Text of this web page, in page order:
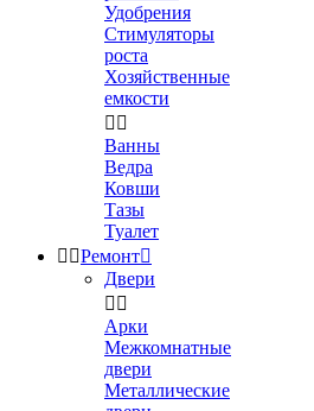
Удобрения
Стимуляторы
роста
Хозяйственные
емкости
 
Ванны
Ведра
Ковши
Тазы
Туалет
 Ремонт
Двери
 
Арки
Межкомнатные
двери
Металлические